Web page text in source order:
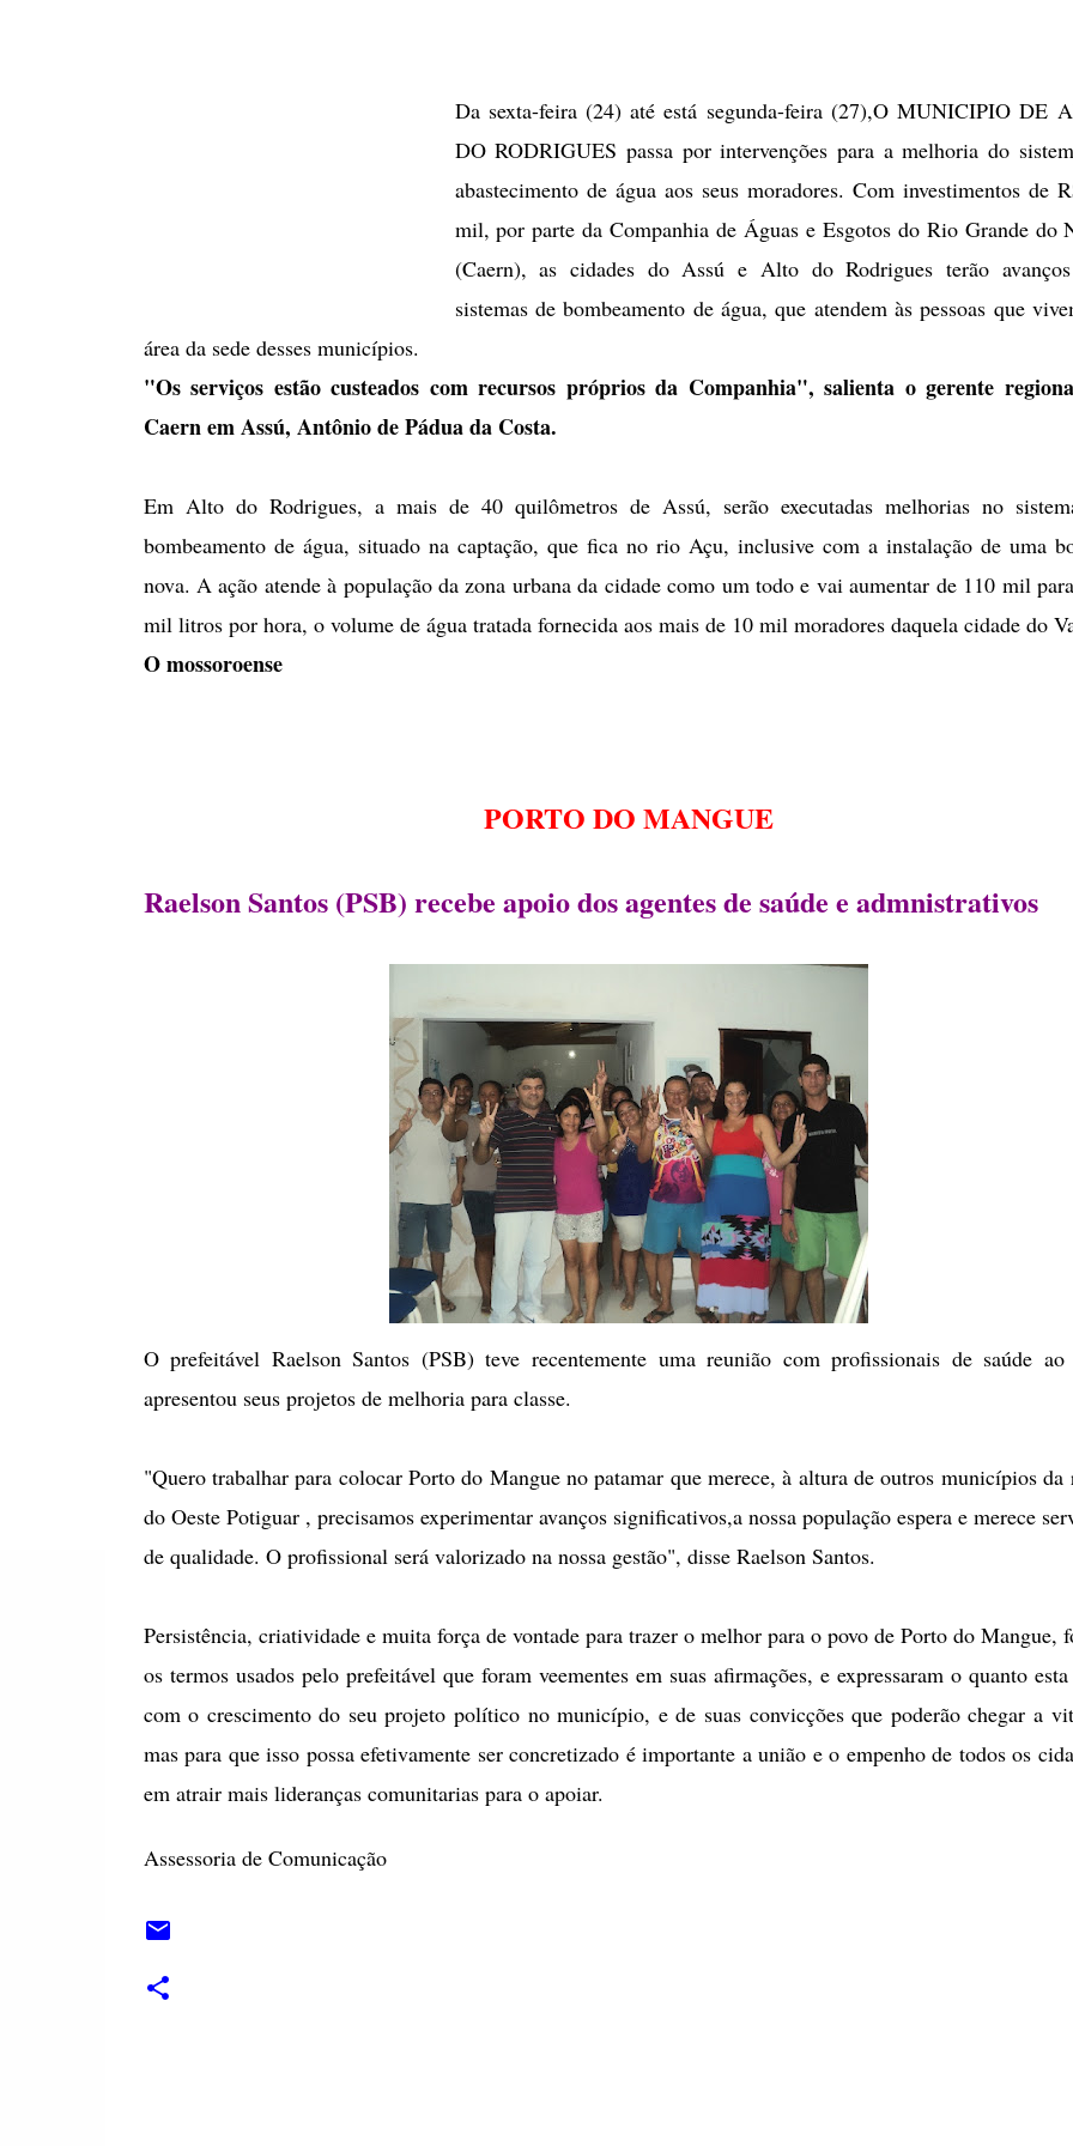
Da sexta-feira (24) até está segunda-feira (27),O MUNICIPIO DE
DO RODRIGUES passa por intervenções para a melhoria do
abastecimento de água aos seus moradores. Com investimentos de
mil, por parte da Companhia de Águas e Esgotos do Rio Grande do
(Caern), as cidades do Assú e Alto do Rodrigues terão
sistemas de bombeamento de água, que atendem às pessoas que
área da sede desses municípios.
"Os serviços estão custeados com recursos próprios da Companhia", salienta o gerente
Caern em Assú, Antônio de Pádua da Costa.
Em Alto do Rodrigues, a mais de 40 quilômetros de Assú, serão executadas melhorias no
bombeamento de água, situado na captação, que fica no rio Açu, inclusive com a instalação de uma
nova. A ação atende à população da zona urbana da cidade como um todo e vai aumentar de 110 mil
mil litros por hora, o volume de água tratada fornecida aos mais de 10 mil moradores daquela cidade do
O mossoroense
PORTO DO MANGUE
Raelson Santos (PSB) recebe apoio dos agentes de saúde e admnistrativos
O prefeitável Raelson Santos (PSB) teve recentemente uma reunião com profissionais de saúde ao
apresentou seus projetos de melhoria para classe.
"Quero trabalhar para colocar Porto do Mangue no patamar que merece, à altura de outros municípios da
do Oeste Potiguar , precisamos experimentar avanços significativos,a nossa população espera e merece
de qualidade. O profissional será valorizado na nossa gestão", disse Raelson Santos.
Persistência, criatividade e muita força de vontade para trazer o melhor para o povo de Porto do Mangue,
os termos usados pelo prefeitável que foram veementes em suas afirmações, e expressaram o quanto
com o crescimento do seu projeto político no município, e de suas convicções que poderão chegar a
mas para que isso possa efetivamente ser concretizado é importante a união e o empenho de todos os
em atrair mais lideranças comunitarias para o apoiar.
Assessoria de Comunicação